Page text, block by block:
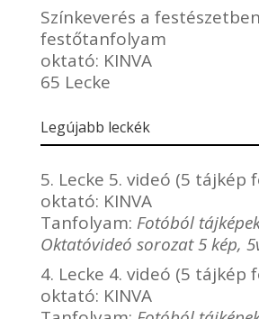
Színkeverés a
festőtanfolyam
oktató: KINVA
65 Lecke
Legújabb leckék
5. Lecke 5. videó (5 tájkép
oktató: KINVA
Tanfolyam: Fotóból
Oktatóvideó sorozat 5 kép,
4. Lecke 4. videó (5 tájkép
oktató: KINVA